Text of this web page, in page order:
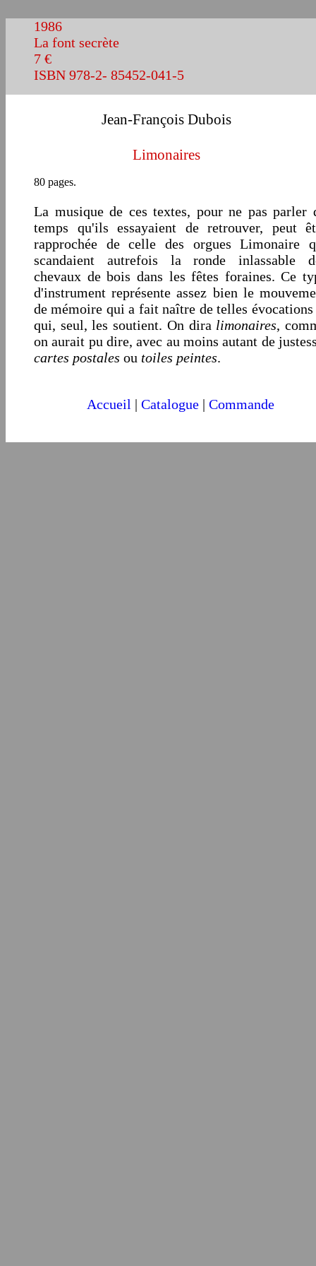
1986
La font secrète
7 €
ISBN 978-2- 85452-041-5
Jean-François Dubois
Limonaires
80 pages.
La musique de ces textes, pour ne pas parler
temps qu'ils essayaient de retrouver, peut
rapprochée de celle des orgues Limonaire
scandaient autrefois la ronde inlassable
chevaux de bois dans les fêtes foraines. Ce
d'instrument représente assez bien le
de mémoire qui a fait naître de telles évocations
qui, seul, les soutient. On dira limonaires,
on aurait pu dire, avec au moins autant de
cartes postales ou toiles peintes.
Accueil | Catalogue | Commande